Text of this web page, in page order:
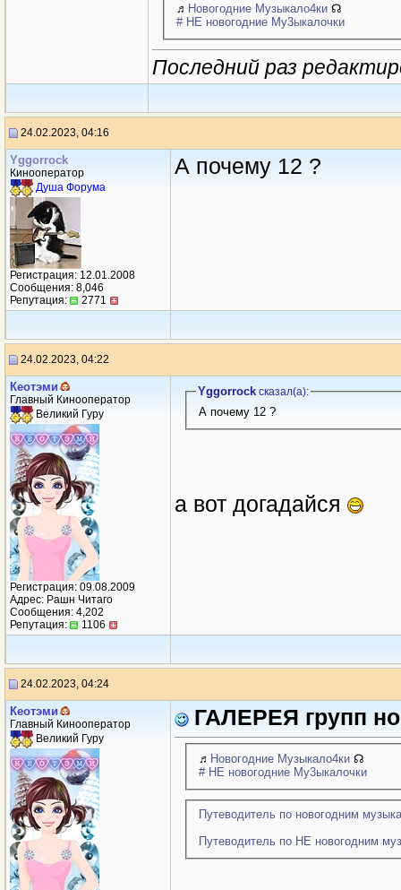
♬ Новогодние Музыкало4ки☊
# НЕ новогодние Му3ыкалочки
Последний раз
24.02.2023, 04:16
Yggorrock
Кинооператор
Душа Форума
Регистрация: 12.01.2008
Сообщения: 8,046
Репутация:
2771
А почему 12 ?
24.02.2023, 04:22
Кеотэми
Главный Кинооператор
Великий Гуру
Регистрация: 09.08.2009
Адрес: Рашн Читаго
Сообщения: 4,202
Репутация:
1106
Yggorrockсказал(a):
А почему 12 ?
а вот догадайся
24.02.2023, 04:24
Кеотэми
Главный Кинооператор
Великий Гуру
ГАЛЕРЕЯ групп
♬ Новогодние Музыкало4ки☊
# НЕ новогодние Му3ыкалочки
Путеводитель по новогодним
Путеводитель по НЕ